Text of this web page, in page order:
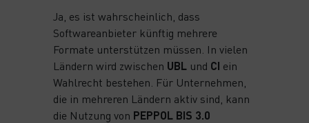
Ja, es ist wahrscheinlich, dass
Softwareanbieter künftig mehrere
Formate unterstützen müssen. In vielen
Ländern wird zwischen UBL und CI ein
Wahlrecht bestehen. Für Unternehmen,
die in mehreren Ländern aktiv sind, kann
die Nutzung von PEPPOL BIS 3.0